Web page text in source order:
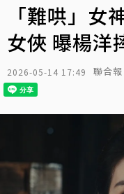
「難哄」女
女俠 曝楊洋
2026-05-14 17:49 聯合